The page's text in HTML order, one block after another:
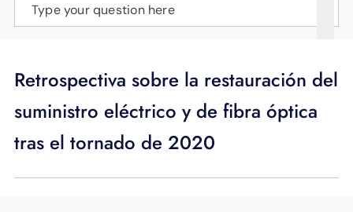
Type your question here
Retrospectiva sobre la restauración del
suministro eléctrico y de fibra óptica
tras el tornado de 2020